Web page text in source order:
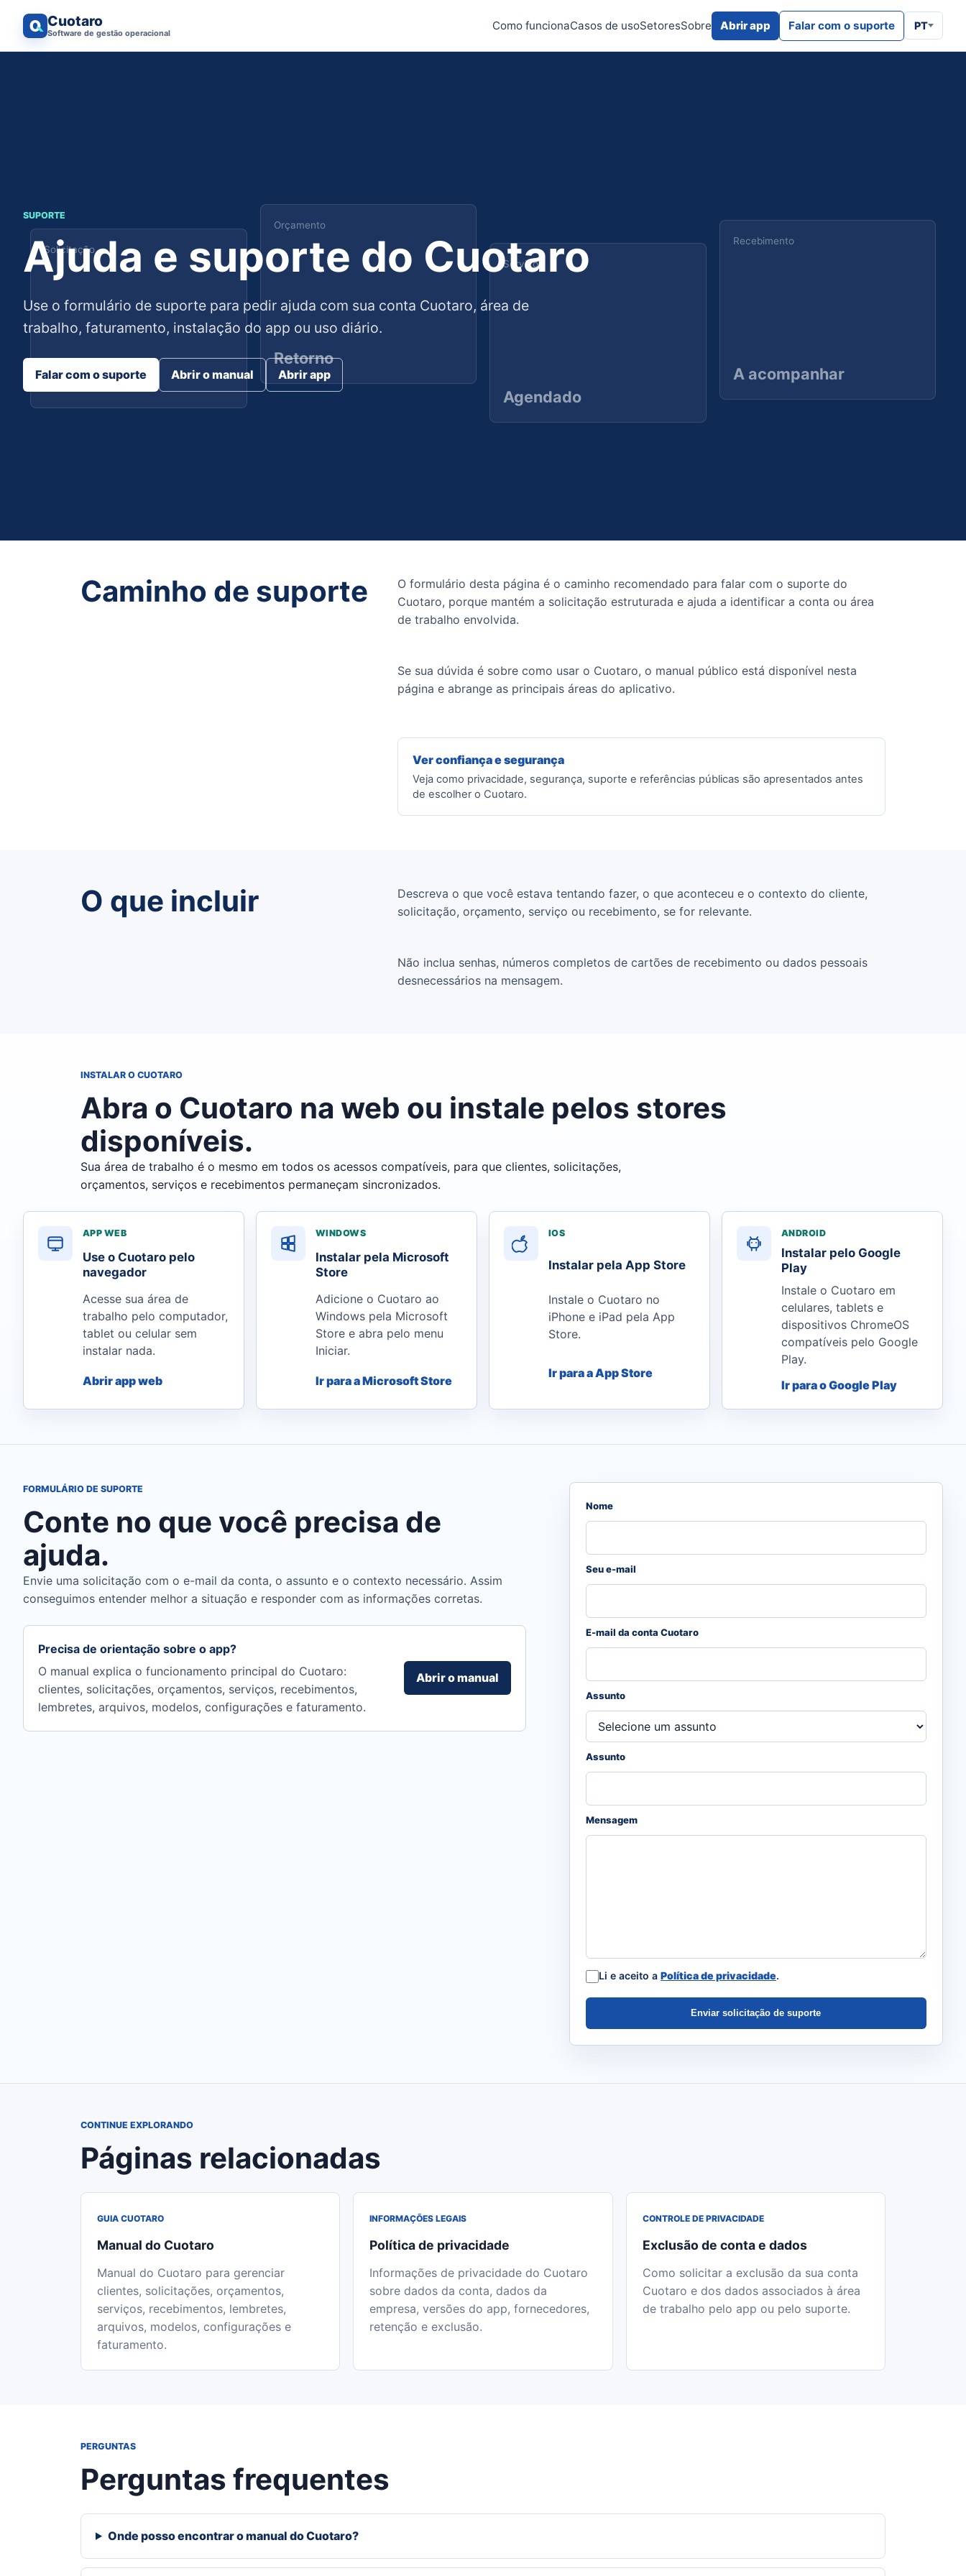
Cuotaro
Software de gestão operacional
Como funcionaCasos de usoSetoresSobre Abrir app Falar com o suporte PT
Solicitação
Nova
Orçamento
Retorno
Serviço
Agendado
Recebimento
A acompanhar
SUPORTE
Ajuda e suporte do Cuotaro
Use o formulário de suporte para pedir ajuda com sua conta Cuotaro, área de
trabalho, faturamento, instalação do app ou uso diário.
Falar com o suporte Abrir o manual Abrir app
Caminho de suporte
O formulário desta página é o caminho recomendado para falar com o suporte do
Cuotaro, porque mantém a solicitação estruturada e ajuda a identificar a conta ou área
de trabalho envolvida.
Se sua dúvida é sobre como usar o Cuotaro, o manual público está disponível nesta
página e abrange as principais áreas do aplicativo.
Ver confiança e segurança
Veja como privacidade, segurança, suporte e referências públicas são apresentados antes
de escolher o Cuotaro.
O que incluir
Descreva o que você estava tentando fazer, o que aconteceu e o contexto do cliente,
solicitação, orçamento, serviço ou recebimento, se for relevante.
Não inclua senhas, números completos de cartões de recebimento ou dados pessoais
desnecessários na mensagem.
INSTALAR O CUOTARO
Abra o Cuotaro na web ou instale pelos stores
disponíveis.
Sua área de trabalho é o mesmo em todos os acessos compatíveis, para que clientes, solicitações,
orçamentos, serviços e recebimentos permaneçam sincronizados.
APP WEB
Use o Cuotaro pelo
navegador
Acesse sua área de
trabalho pelo computador,
tablet ou celular sem
instalar nada.
Abrir app web
WINDOWS
Instalar pela Microsoft
Store
Adicione o Cuotaro ao
Windows pela Microsoft
Store e abra pelo menu
Iniciar.
Ir para a Microsoft Store
IOS
Instalar pela App Store
Instale o Cuotaro no
iPhone e iPad pela App
Store.
Ir para a App Store
ANDROID
Instalar pelo Google
Play
Instale o Cuotaro em
celulares, tablets e
dispositivos ChromeOS
compatíveis pelo Google
Play.
Ir para o Google Play
FORMULÁRIO DE SUPORTE
Conte no que você precisa de
ajuda.
Envie uma solicitação com o e-mail da conta, o assunto e o contexto necessário. Assim
conseguimos entender melhor a situação e responder com as informações corretas.
Precisa de orientação sobre o app?
O manual explica o funcionamento principal do Cuotaro:
clientes, solicitações, orçamentos, serviços, recebimentos,
lembretes, arquivos, modelos, configurações e faturamento.
Abrir o manual
Nome
Seu e-mail
E-mail da conta Cuotaro
Assunto
Assunto
Mensagem
Li e aceito a Política de privacidade.
Enviar solicitação de suporte
CONTINUE EXPLORANDO
Páginas relacionadas
GUIA CUOTARO
Manual do Cuotaro
Manual do Cuotaro para gerenciar
clientes, solicitações, orçamentos,
serviços, recebimentos, lembretes,
arquivos, modelos, configurações e
faturamento.
INFORMAÇÕES LEGAIS
Política de privacidade
Informações de privacidade do Cuotaro
sobre dados da conta, dados da
empresa, versões do app, fornecedores,
retenção e exclusão.
CONTROLE DE PRIVACIDADE
Exclusão de conta e dados
Como solicitar a exclusão da sua conta
Cuotaro e dos dados associados à área
de trabalho pelo app ou pelo suporte.
PERGUNTAS
Perguntas frequentes
Onde posso encontrar o manual do Cuotaro?